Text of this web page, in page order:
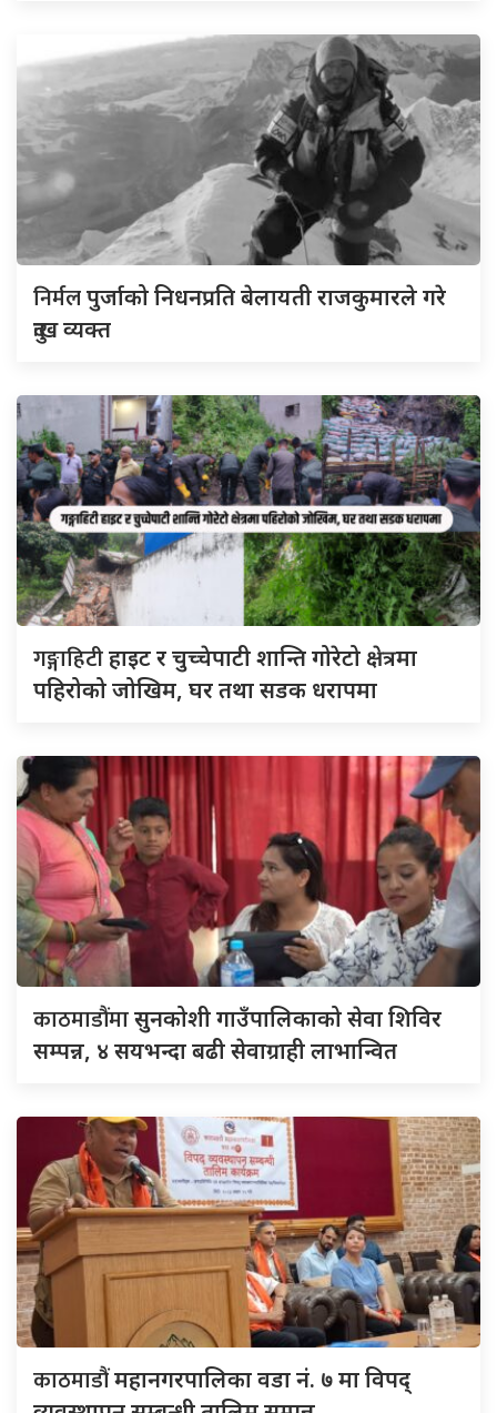
निर्मलपुर्जाको निधनप्रति बेलायती राजकुमारले गरे
दुःख व्यक्त
गङ्गाहिटीहाइट र चुच्चेपाटी शान्ति गोरेटो क्षेत्रमा
पहिरोको जोखिम, घर तथा सडक धरापमा
काठमाडौंमासुनकोशी गाउँपालिकाको सेवा शिविर
सम्पन्न, ४ सयभन्दा बढी सेवाग्राही लाभान्वित
काठमाडौंमहानगरपालिका वडा नं. ७ मा विपद्